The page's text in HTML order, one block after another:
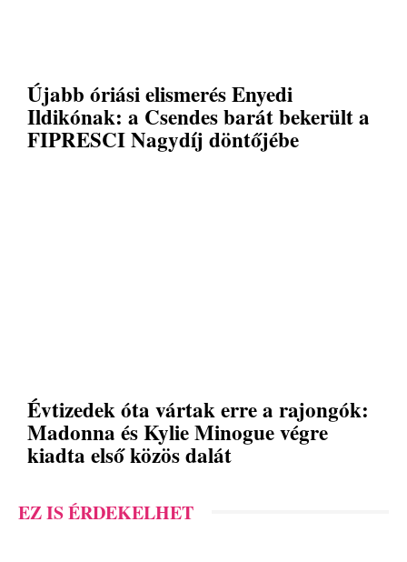
Újabb óriási elismerés Enyedi
Ildikónak: a Csendes barát bekerült a
FIPRESCI Nagydíj döntőjébe
Évtizedek óta vártak erre a rajongók:
Madonna és Kylie Minogue végre
kiadta első közös dalát
EZ IS ÉRDEKELHET